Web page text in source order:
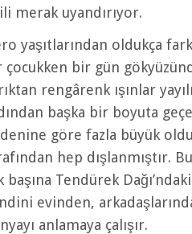
merak uyandırıyor.
yaşıtlarından oldukça
çocukken bir gün
rengârenk ışınlar
başka bir boyuta
göre fazla büyük
hep dışlanmıştır.
başına Tendürek
evinden,
anlamaya çalışır.